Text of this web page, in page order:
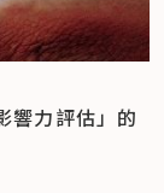
響力評估」的